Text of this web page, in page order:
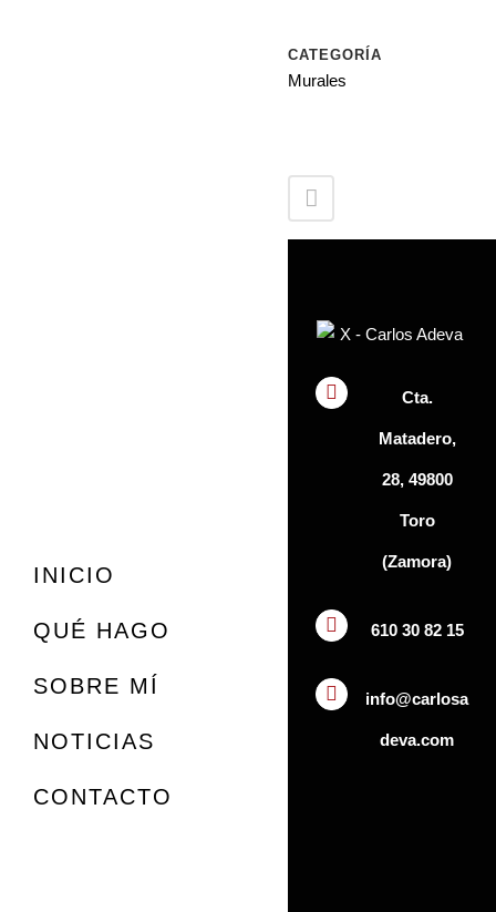
INICIO
QUÉ HAGO
SOBRE MÍ
NOTICIAS
CONTACTO
CATEGORÍA
Murales
Cta.
Matadero,
28, 49800
Toro
(Zamora)
610 30 82 15
info@carlosa
deva.com